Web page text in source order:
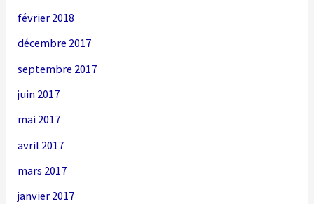
février 2018
décembre 2017
septembre 2017
juin 2017
mai 2017
avril 2017
mars 2017
janvier 2017